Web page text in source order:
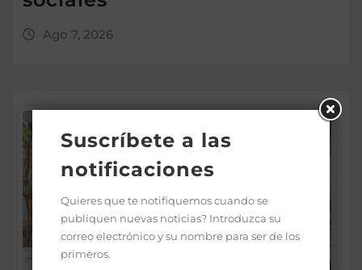
Ago 7, 2026
Suscríbete a las
notificaciones
Quieres que te notifiquemos cuando se
publiquen nuevas noticias? Introduzca su
correo electrónico y su nombre para ser de los
primeros.